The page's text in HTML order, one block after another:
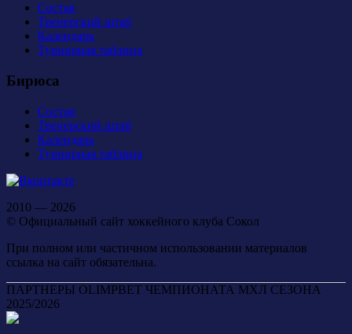
Состав
Тренерский штаб
Календарь
Турнирная таблица
Бирюса
Состав
Тренерский штаб
Календарь
Турнирная таблица
2010 — 2026
© Официальный сайт хоккейного клуба Сокол
При полном или частичном использовании материалов
ссылка на сайт обязательна.
ПАРТНЕРЫ OLIMPBET ЧЕМПИОНАТА МХЛ СЕЗОНА
2025/2026